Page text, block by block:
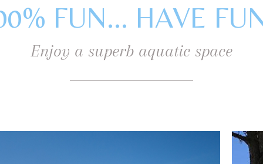
FUN... HAVE
Enjoy a superb aquatic space